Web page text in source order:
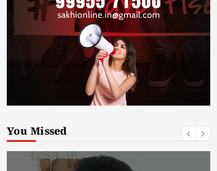
You Missed